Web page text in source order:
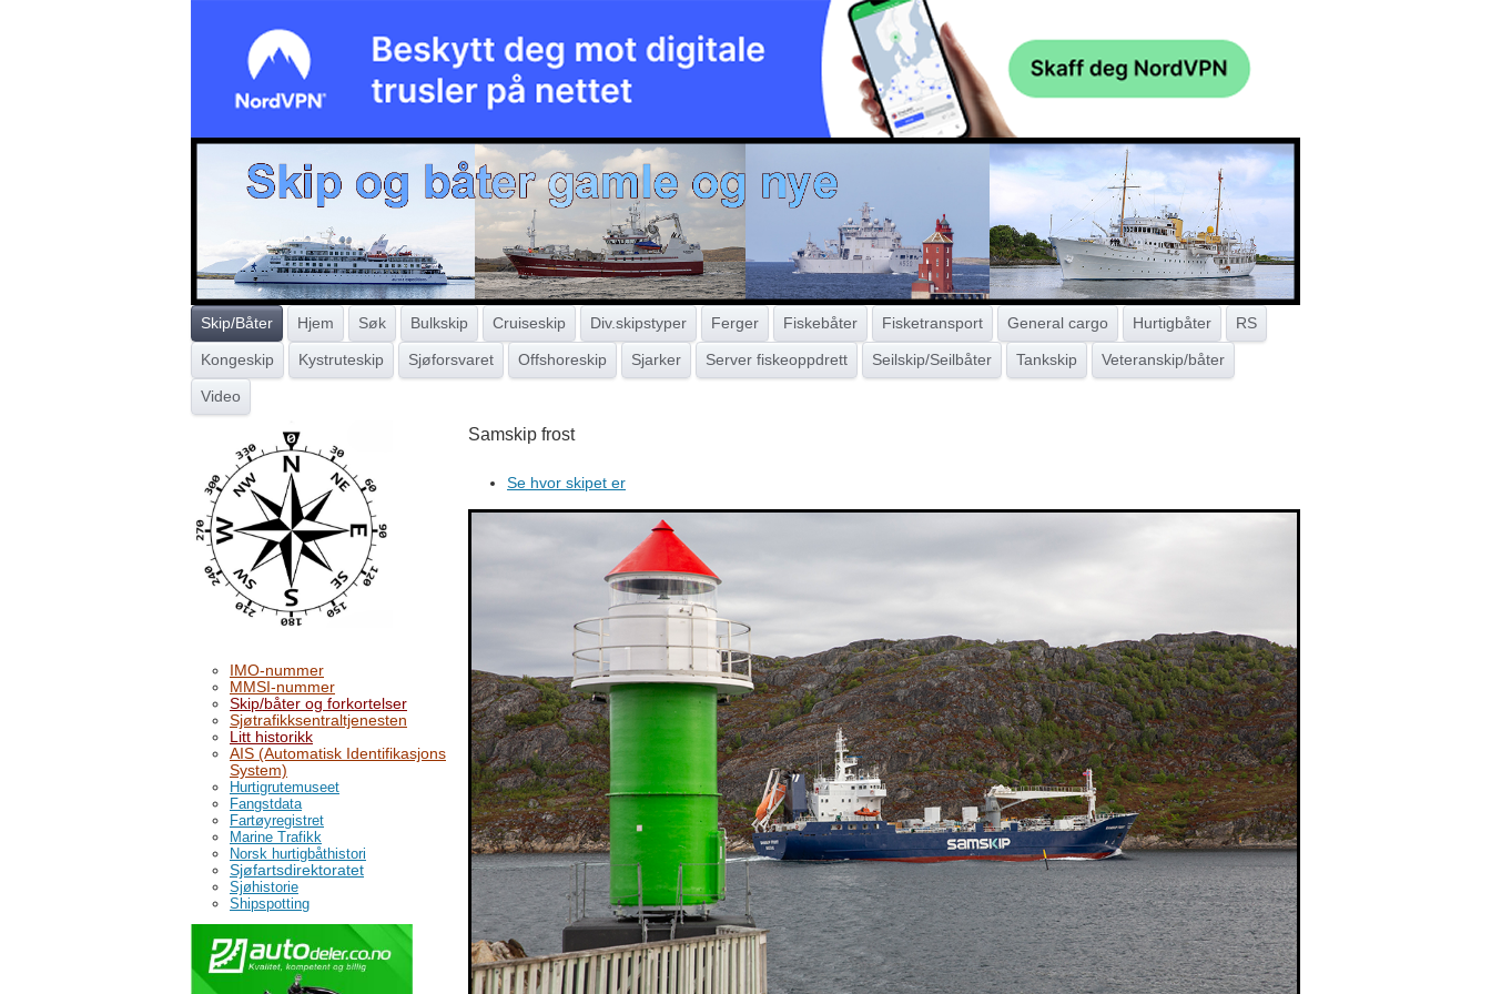
Skip/Båter Hjem Søk Bulkskip Cruiseskip Div.skipstyper Ferger Fiskebåter Fisketransport General cargo Hurtigbåter RS
Kongeskip Kystruteskip Sjøforsvaret Offshoreskip Sjarker Server fiskeoppdrett Seilskip/Seilbåter Tankskip Veteranskip/båter
Video
IMO-nummer
MMSI-nummer
Skip/båter og forkortelser
Sjøtrafikksentraltjenesten
Litt historikk
AIS (Automatisk Identifikasjons
System)
Hurtigrutemuseet
Fangstdata
Fartøyregistret
Marine Trafikk
Norsk hurtigbåthistori
Sjøfartsdirektoratet
Sjøhistorie
Shipspotting
Samskip frost
Se hvor skipet er